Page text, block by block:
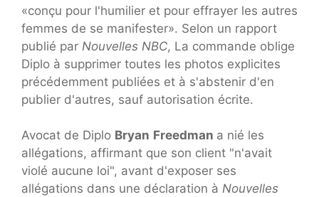
«conçu pour l'humilier et pour effrayer les autres
femmes de se manifester». Selon un rapport
publié par Nouvelles NBC, La commande oblige
Diplo à supprimer toutes les photos explicites
précédemment publiées et à s'abstenir d'en
publier d'autres, sauf autorisation écrite.
Avocat de Diplo Bryan Freedman a nié les
allégations, affirmant que son client "n'avait
violé aucune loi", avant d'exposer ses
allégations dans une déclaration à Nouvelles